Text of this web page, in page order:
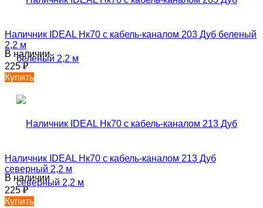
Наличник IDEAL Нк70 с кабель-каналом 203 Дуб беленый
2,2 м
В наличии
225₽
Купить
Наличник IDEAL Нк70 с кабель-каналом 213 Дуб
северный 2,2 м
В наличии
225₽
Купить